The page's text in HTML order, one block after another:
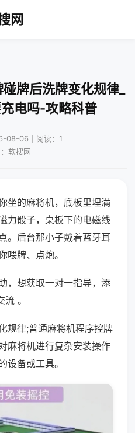
网
牌后洗牌变化规律_
电吗-攻略科普
08-06｜阅读：1
软搜网
坐的麻将机，底板里埋满
力骰子，桌板下的电磁线
。后台那小子戴着蓝牙耳
喂牌、点炮。
，想获取一对一指导，添
。
规律;普通麻将机程序控牌
麻将机进行复杂安装操作
设备或工具。